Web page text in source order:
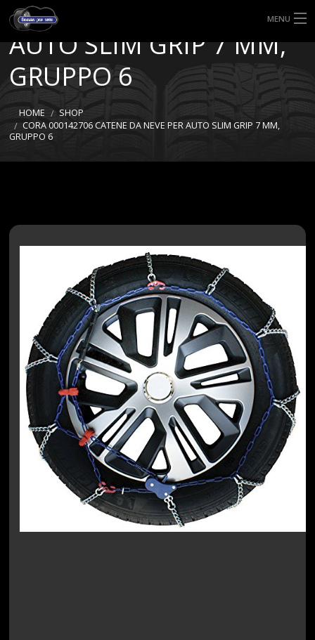
MENU
HOME
TIPI DI GOMME
MISURE GOMME
CATENE DA NEVE PER
AUTO SLIM GRIP 7 MM,
GRUPPO 6
HOME
SHOP
CORA 000142706 CATENE DA NEVE PER AUTO SLIM GRIP 7 MM,
GRUPPO 6